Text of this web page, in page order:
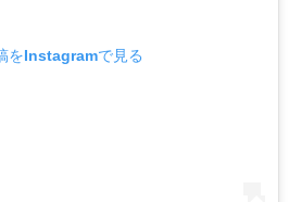
をInstagramで見る